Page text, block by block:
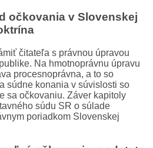
očkovania v Slovenskej
čitateľa s právnou úpravou
Na hmotnoprávnu úpravu
procesnoprávna, a to so
súdne konania v súvislosti so
sa očkovaniu. Záver kapitoly
súdu SR o súlade
poriadkom Slovenskej